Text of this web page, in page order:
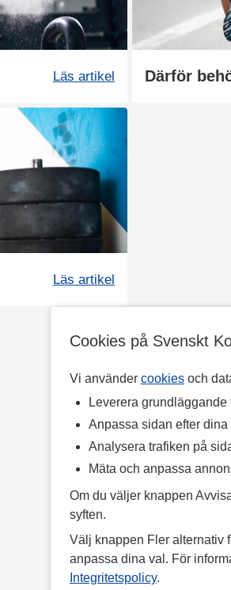
Cookies på Svenskt
Vi använder cookies och
Leverera
Anpassa sidan efter dina
Analysera trafiken på
Mäta och anpassa
Om du väljer knappen
syften.
Välj knappen Fler alternativ
anpassa dina val. För
Integritetspolicy.
Läs artikel Därför
Läs artikel